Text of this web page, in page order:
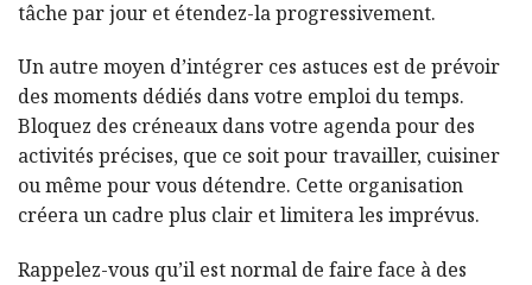
tâche par jour et étendez-la progressivement.
Un autre moyen d’intégrer ces astuces est de prévoir
des moments dédiés dans votre emploi du temps.
Bloquez des créneaux dans votre agenda pour des
activités précises, que ce soit pour travailler, cuisiner
ou même pour vous détendre. Cette organisation
créera un cadre plus clair et limitera les imprévus.
Rappelez-vous qu’il est normal de faire face à des